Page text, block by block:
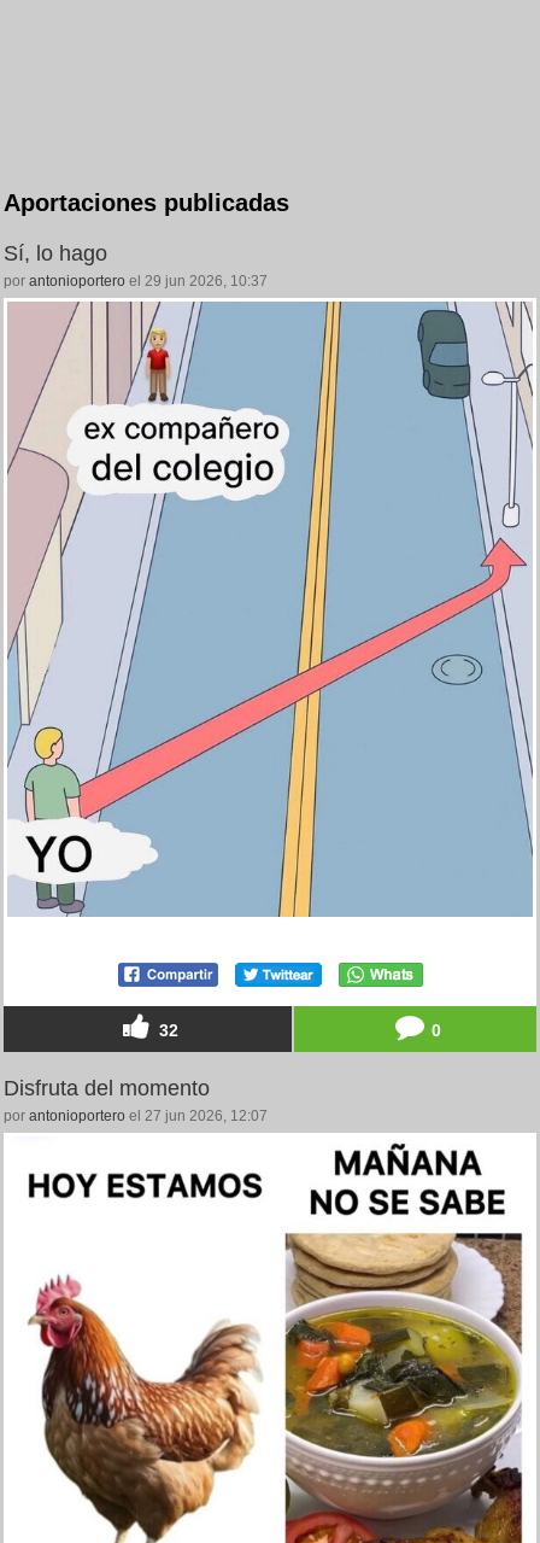
Aportaciones publicadas
Sí, lo hago
por antonioportero el 29 jun 2026, 10:37
32 0
Disfruta del momento
por antonioportero el 27 jun 2026, 12:07